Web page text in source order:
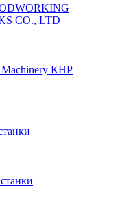
CO., LTD
КНР